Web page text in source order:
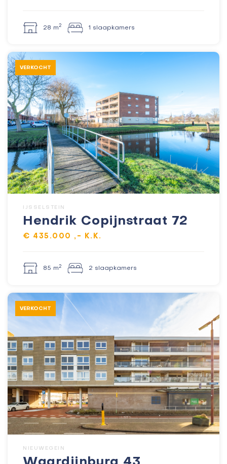
28 m2 1 slaapkamers
VERKOCHT
IJSSELSTEIN
Hendrik Copijnstraat 72
€ 435.000 ,- K.K.
85 m2 2 slaapkamers
VERKOCHT
NIEUWEGEIN